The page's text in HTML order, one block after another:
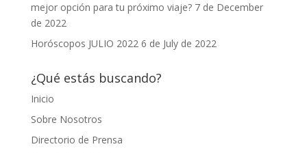
mejor opción para tu próximo viaje? 7 de December
de 2022
Horóscopos JULIO 2022 6 de July de 2022
¿Qué estás buscando?
Inicio
Sobre Nosotros
Directorio de Prensa